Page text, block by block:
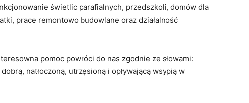
świetlic parafialnych, przedszkoli, domów dla
prace remontowo budowlane oraz działalność
pomoc powróci do nas zgodnie ze słowami:
natłoczoną, utrzęsioną i opływającą wsypią w